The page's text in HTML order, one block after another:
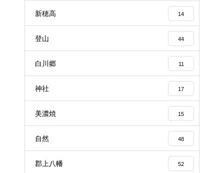
新穂高 14
登山 44
白川郷 11
神社 17
美濃焼 15
自然 48
郡上八幡 52